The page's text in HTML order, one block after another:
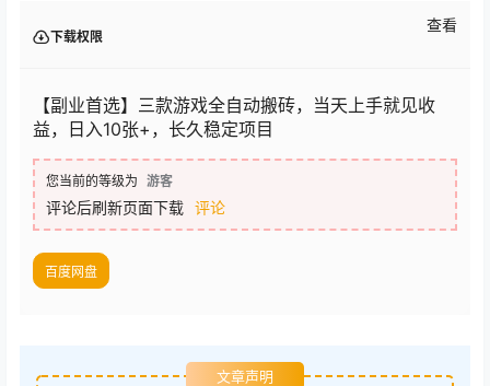
下载权限
查看
【副业首选】三款游戏全自动搬砖，当天上手就见收
益，日入10张+，长久稳定项目
您当前的等级为 游客
评论后刷新页面下载 评论
百度网盘
文章声明